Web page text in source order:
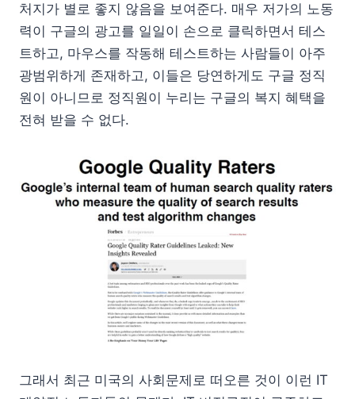
처지가 별로 좋지 않음을 보여준다. 매우 저가의 노동
력이 구글의 광고를 일일이 손으로 클릭하면서 테스
트하고, 마우스를 작동해 테스트하는 사람들이 아주
광범위하게 존재하고, 이들은 당연하게도 구글 정직
원이 아니므로 정직원이 누리는 구글의 복지 혜택을
전혀 받을 수 없다.
그래서 최근 미국의 사회문제로 떠오른 것이 이런 IT